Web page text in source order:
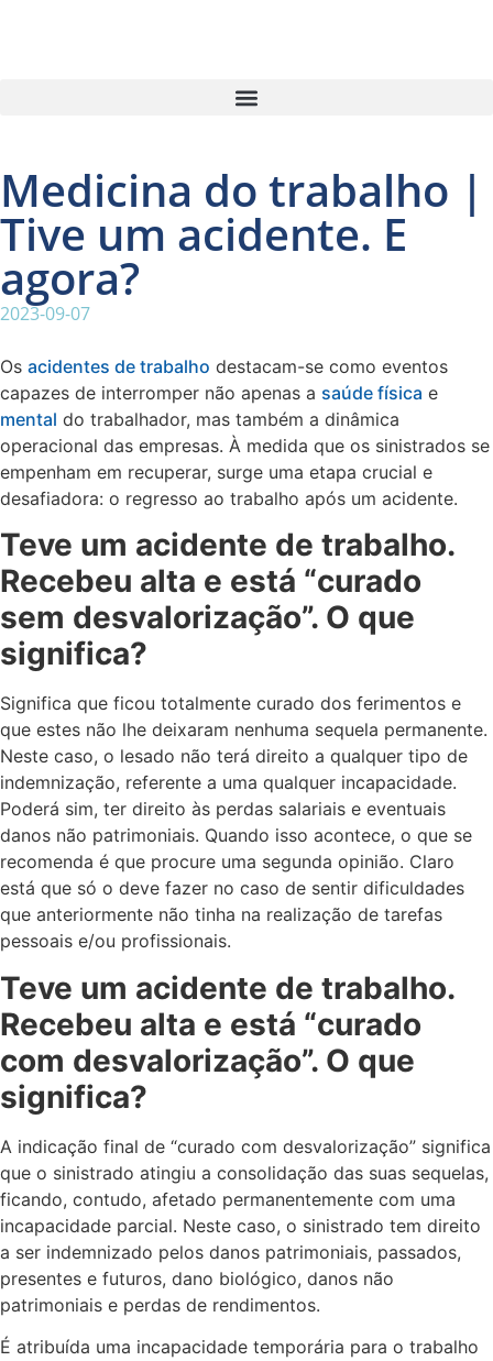
Medicina do trabalho |
Tive um acidente. E
agora?
2023-09-07
Os acidentes de trabalho destacam-se como eventos
capazes de interromper não apenas a saúde física e
mental do trabalhador, mas também a dinâmica
operacional das empresas. À medida que os sinistrados se
empenham em recuperar, surge uma etapa crucial e
desafiadora: o regresso ao trabalho após um acidente.
Teve um acidente de trabalho.
Recebeu alta e está “curado
sem desvalorização”. O que
significa?
Significa que ficou totalmente curado dos ferimentos e
que estes não lhe deixaram nenhuma sequela permanente.
Neste caso, o lesado não terá direito a qualquer tipo de
indemnização, referente a uma qualquer incapacidade.
Poderá sim, ter direito às perdas salariais e eventuais
danos não patrimoniais. Quando isso acontece, o que se
recomenda é que procure uma segunda opinião. Claro
está que só o deve fazer no caso de sentir dificuldades
que anteriormente não tinha na realização de tarefas
pessoais e/ou profissionais.
Teve um acidente de trabalho.
Recebeu alta e está “curado
com desvalorização”. O que
significa?
A indicação final de “curado com desvalorização” significa
que o sinistrado atingiu a consolidação das suas sequelas,
ficando, contudo, afetado permanentemente com uma
incapacidade parcial. Neste caso, o sinistrado tem direito
a ser indemnizado pelos danos patrimoniais, passados,
presentes e futuros, dano biológico, danos não
patrimoniais e perdas de rendimentos.
É atribuída uma incapacidade temporária para o trabalho